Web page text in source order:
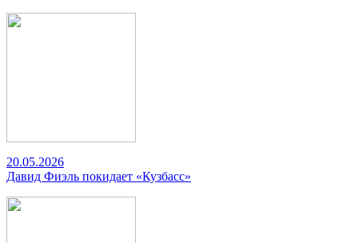
20.05.2026
Давид Фиэль покидает «Кузбасс»